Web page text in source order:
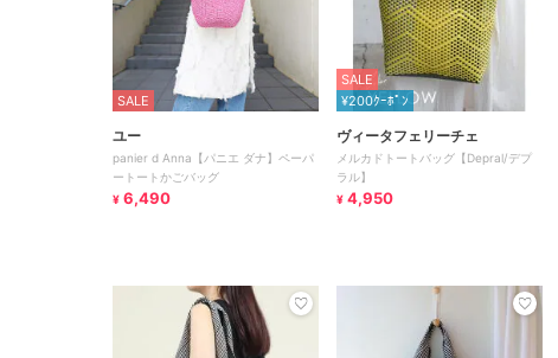
SALE
ユー
panier d Anna【パニエ ダナ】ペーパ
ートートかごバッグ
¥ 6,490
SALE
¥200ｸｰﾎﾟﾝ
ヴィータフェリーチェ
メルカドトートバッグ【Depral/デプ
ラル】
¥ 4,950